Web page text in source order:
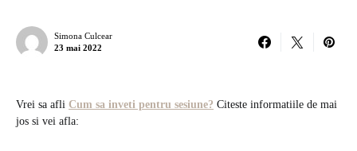
Simona Culcear
23 mai 2022
Vrei sa afli Cum sa inveti pentru sesiune? Citeste informatiile de mai
jos si vei afla: